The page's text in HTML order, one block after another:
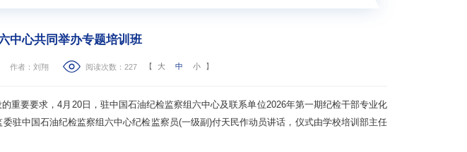
中心共同举办专题培训班
作者：刘翔 阅读次数：227 【 大 中 小 】
重要要求，4月20日，驻中国石油纪检监察组六中心及联系单位2026年第一期纪检干部专业化
驻中国石油纪检监察组六中心纪检监察员(一级副)付天民作动员讲话，仪式由学校培训部主任